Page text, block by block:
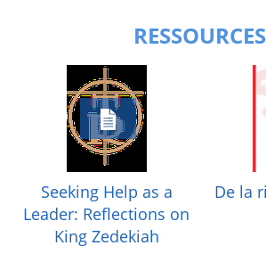
RESSOURCES
Seeking Help as a
Leader: Reflections on
King Zedekiah
De la